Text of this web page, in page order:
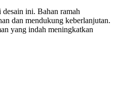
ini. Bahan ramah
dan mendukung keberlanjutan.
yang indah meningkatkan